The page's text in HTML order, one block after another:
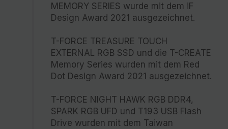
MEMORY SERIES wurde mit dem iF
Design Award 2021 ausgezeichnet.
T-FORCE TREASURE TOUCH
EXTERNAL RGB SSD und die T-CREATE
Memory Series wurden mit dem Red
Dot Design Award 2021 ausgezeichnet.
T-FORCE NIGHT HAWK RGB DDR4,
SPARK RGB UFD und T193 USB Flash
Drive wurden mit dem Taiwan